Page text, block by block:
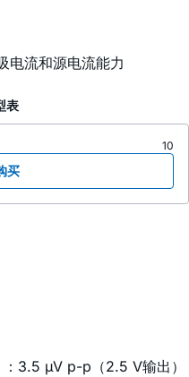
电流和源电流能力
表
10
买
3.5 µV p-p（2.5 V输出）